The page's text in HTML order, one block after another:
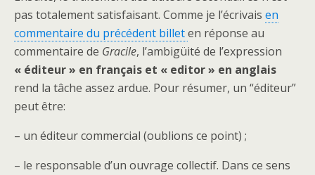
pas totalement satisfaisant. Comme je l’écrivais en
commentaire du précédent billeten réponse au
commentaire de Gracile, l’ambigüité de l’expression
« éditeur » en français et « editor » en anglais
rend la tâche assez ardue. Pour résumer, un “éditeur”
peut être:
– un éditeur commercial (oublions ce point) ;
– le responsable d’un ouvrage collectif. Dans ce sens